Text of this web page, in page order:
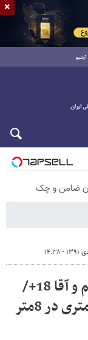
آرشیو
طنز/کلاس‌‌های آموزشی برای خانم و آقا 18+/
آدم بودن باجناق و پارک خودرو 3متری در 8متر
×